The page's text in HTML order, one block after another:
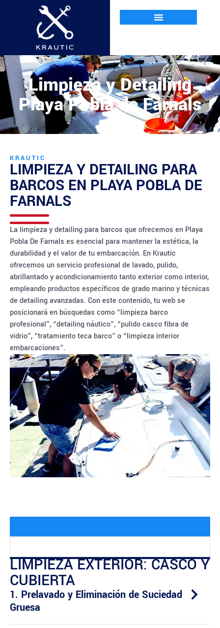
Limpieza y Detailing
Playa Pobla de Farnals
KRAUTIC
LIMPIEZA Y DETAILING PARA
BARCOS EN PLAYA POBLA DE
FARNALS
La limpieza y detailing para barcos que ofrecemos en Playa
Pobla De Farnals es esencial para mantener la estética, la
durabilidad y el valor de tu embarcación. En Krautic
ofrecemos un servicio profesional de lavado, pulido,
abrillantado y acondicionamiento tanto exterior como interior,
empleando productos específicos de grado marino y técnicas
de detailing avanzadas. Con este contenido, tu web se
posicionará en búsquedas como “limpieza barco
profesional”, “detailing náutico”, “pulido casco fibra de
vidrio”, “tratamiento teca barco” o “limpieza interior
embarcaciones”.
LIMPIEZA EXTERIOR: CASCO Y
CUBIERTA
1. Prelavado y Eliminación de Suciedad
Gruesa